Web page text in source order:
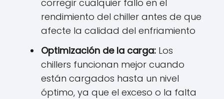
corregir cualquier fallo en el
rendimiento del chiller antes de que
afecte la calidad del enfriamiento
Optimización de la carga: Los
chillers funcionan mejor cuando
están cargados hasta un nivel
óptimo, ya que el exceso o la falta